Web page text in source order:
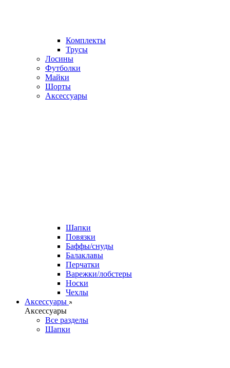
Комплекты
Трусы
Лосины
Футболки
Майки
Шорты
Аксессуары
Шапки
Повязки
Баффы/снуды
Балаклавы
Перчатки
Варежки/лобстеры
Носки
Чехлы
Аксессуары
Аксессуары
Все разделы
Шапки